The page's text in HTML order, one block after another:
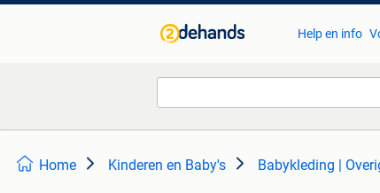
Help en info
Home Kinderen en Baby's Babykleding |